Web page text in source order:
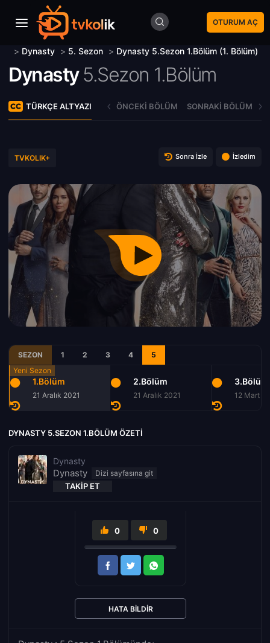
OTURUM AÇ
> Dynasty > 5. Sezon > Dynasty 5.Sezon 1.Bölüm (1. Bölüm)
Dynasty 5.Sezon 1.Bölüm
TÜRKÇE ALTYAZI ÖNCEKI BÖLÜM SONRAKI BÖLÜM
TVKOLIK+ Sonra İzle İzledim
SEZON 1 2 3 4 5
1.Bölüm
21 Aralık 2021
2.Bölüm
21 Aralık 2021
3.Bölüm
12 Mart
DYNASTY 5.SEZON 1.BÖLÜM ÖZETI
Dynasty
Dynasty
TAKIP ET
0 0
HATA BILDIR